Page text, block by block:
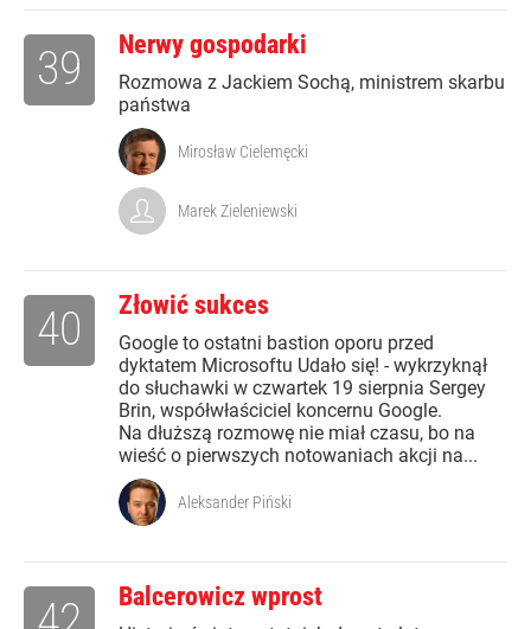
Nerwy gospodarki
Rozmowa z Jackiem Sochą, ministrem skarbu
państwa
39
Mirosław Cielemęcki
Marek Zieleniewski
Złowić sukces
Google to ostatni bastion oporu przed
dyktatem Microsoftu Udało się! - wykrzyknął
do słuchawki w czwartek 19 sierpnia Sergey
Brin, współwłaściciel koncernu Google.
Na dłuższą rozmowę nie miał czasu, bo na
wieść o pierwszych notowaniach akcji na...
40
Aleksander Piński
Balcerowicz wprost